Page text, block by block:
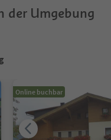
der Umgebung
Online buchbar